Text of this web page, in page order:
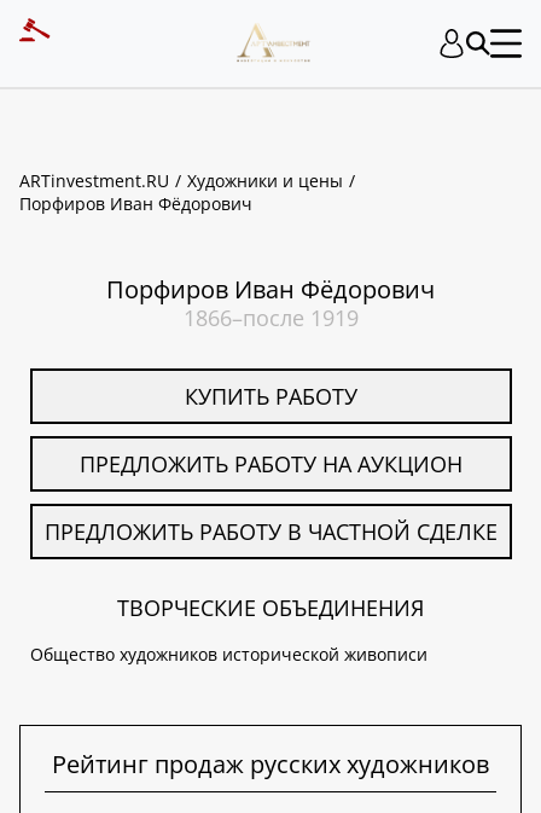
ARTinvestment.RU
Художники и цены
Порфиров Иван Фёдорович
Порфиров Иван Фёдорович
1866–после 1919
КУПИТЬ РАБОТУ
ПРЕДЛОЖИТЬ РАБОТУ НА АУКЦИОН
ПРЕДЛОЖИТЬ РАБОТУ В ЧАСТНОЙ СДЕЛКЕ
ТВОРЧЕСКИЕ ОБЪЕДИНЕНИЯ
Общество художников исторической живописи
Рейтинг продаж русских художников